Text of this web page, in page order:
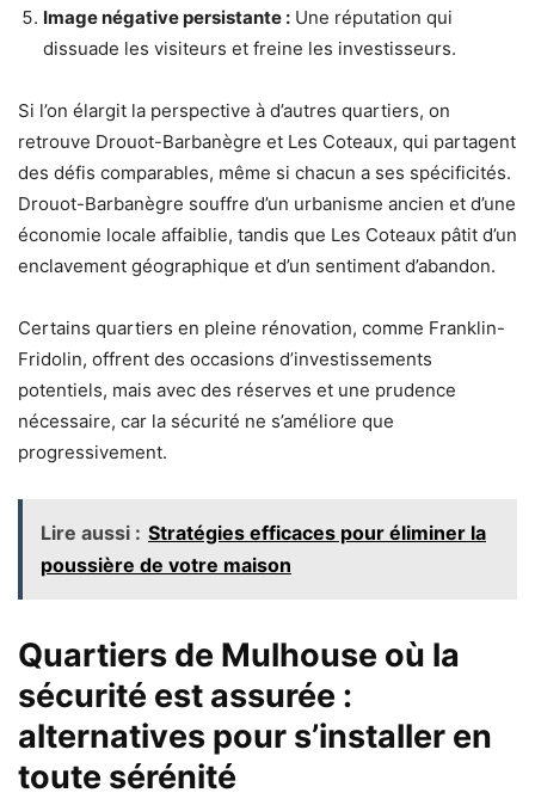
Image négative persistante : Une réputation qui
dissuade les visiteurs et freine les investisseurs.
Si l’on élargit la perspective à d’autres quartiers, on
retrouve Drouot-Barbanègre et Les Coteaux, qui partagent
des défis comparables, même si chacun a ses spécificités.
Drouot-Barbanègre souffre d’un urbanisme ancien et d’une
économie locale affaiblie, tandis que Les Coteaux pâtit d’un
enclavement géographique et d’un sentiment d’abandon.
Certains quartiers en pleine rénovation, comme Franklin-
Fridolin, offrent des occasions d’investissements
potentiels, mais avec des réserves et une prudence
nécessaire, car la sécurité ne s’améliore que
progressivement.
Lire aussi : Stratégies efficaces pour éliminer la
poussière de votre maison
Quartiers de Mulhouse où la
sécurité est assurée :
alternatives pour s’installer en
toute sérénité